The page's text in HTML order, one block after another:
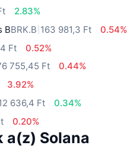
2.83%
BBRK.B 163 981,3 Ft
0.54%
Ft
0.52%
755,45 Ft
0.44%
3.92%
636,4 Ft
0.34%
0.20%
a(z) Solana